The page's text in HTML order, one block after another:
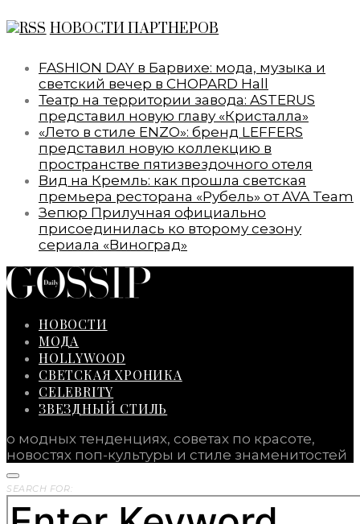
НОВОСТИ ПАРТНЕРОВ
FASHION DAY в Барвихе: мода, музыка и
светский вечер в CHOPARD Hall
Театр на территории завода: ASTERUS
представил новую главу «Кристалла»
«Лето в стиле ENZO»: бренд LEFFERS
представил новую коллекцию в
пространстве пятизвездочного отеля
Вид на Кремль: как прошла светская
премьера ресторана «Рубель» от AVA Team
Зепюр Прилучная официально
присоединилась ко второму сезону
сериала «Виноград»
НОВОСТИ
МОДА
HOLLYWOOD
СВЕТСКАЯ ХРОНИКА
CELEBRITY
ЗВЕЗДНЫЙ СТИЛЬ
о модных тенденциях, советах по красоте,
новостях поп-культуры и стиле знаменитостей
SEARCH FOR: